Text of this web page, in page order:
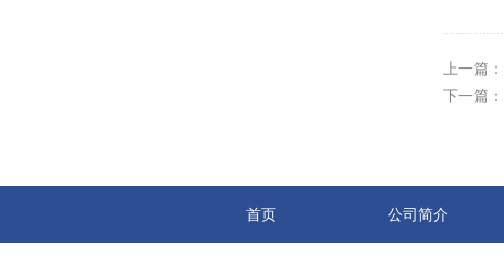
上一篇：
下一篇：
首页 公司简介